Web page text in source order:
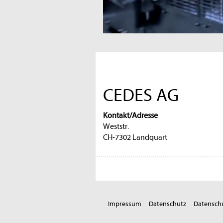
CEDES AG
Kontakt/Adresse
Weststr.
CH-7302 Landquart
Impressum Datenschutz